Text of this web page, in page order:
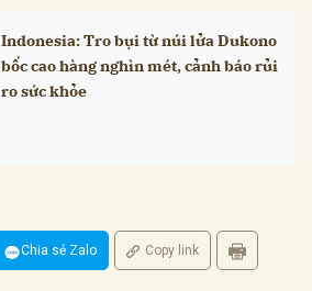
Indonesia: Tro bụi từ núi lửa Dukono
bốc cao hàng nghìn mét, cảnh báo rủi
ro sức khỏe
Chia sẻ Zalo Copy link